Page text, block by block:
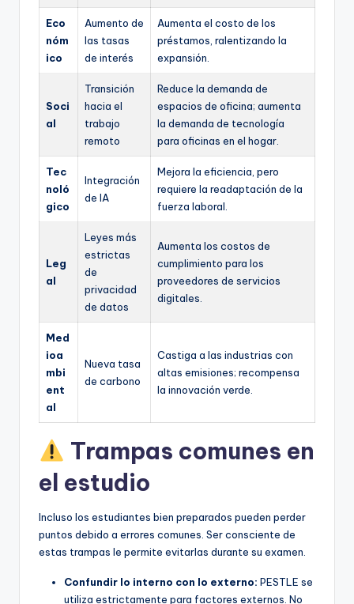
Eco
nóm
ico
Aumento de
las tasas
de interés
Aumenta el costo de los
préstamos, ralentizando la
expansión.
Soci
al
Transición
hacia el
trabajo
remoto
Reduce la demanda de
espacios de oficina; aumenta
la demanda de tecnología
para oficinas en el hogar.
Tec
noló
gico
Integración
de IA
Mejora la eficiencia, pero
requiere la readaptación de la
fuerza laboral.
Leg
al
Leyes más
estrictas
de
privacidad
de datos
Aumenta los costos de
cumplimiento para los
proveedores de servicios
digitales.
Med
ioa
mbi
ent
al
Nueva tasa
de carbono
Castiga a las industrias con
altas emisiones; recompensa
la innovación verde.
Trampas comunes en
el estudio
Incluso los estudiantes bien preparados pueden perder
puntos debido a errores comunes. Ser consciente de
estas trampas le permite evitarlas durante su examen.
Confundir lo interno con lo externo: PESTLE se
utiliza estrictamente para factores externos. No